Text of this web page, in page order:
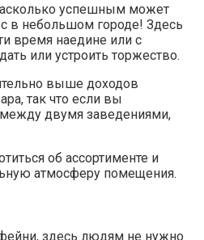
успешным может
в небольшом городе! Здесь
время наедине или с
или устроить торжество.
выше доходов
так что если вы
двумя заведениями,
об ассортименте и
атмосферу помещения.
здесь людям не нужно